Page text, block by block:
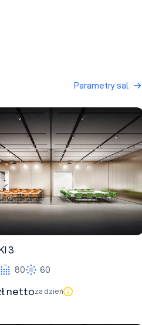
Parametry sal
3
3
80 60
nettoza dzień